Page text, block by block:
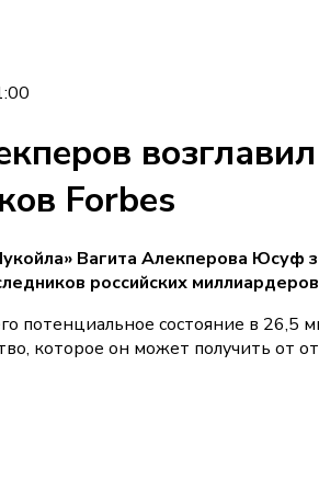
Forbes
Вагита Алекперова Юсуф
российских миллиардеров
потенциальное состояние в 26,5
которое он может получить от